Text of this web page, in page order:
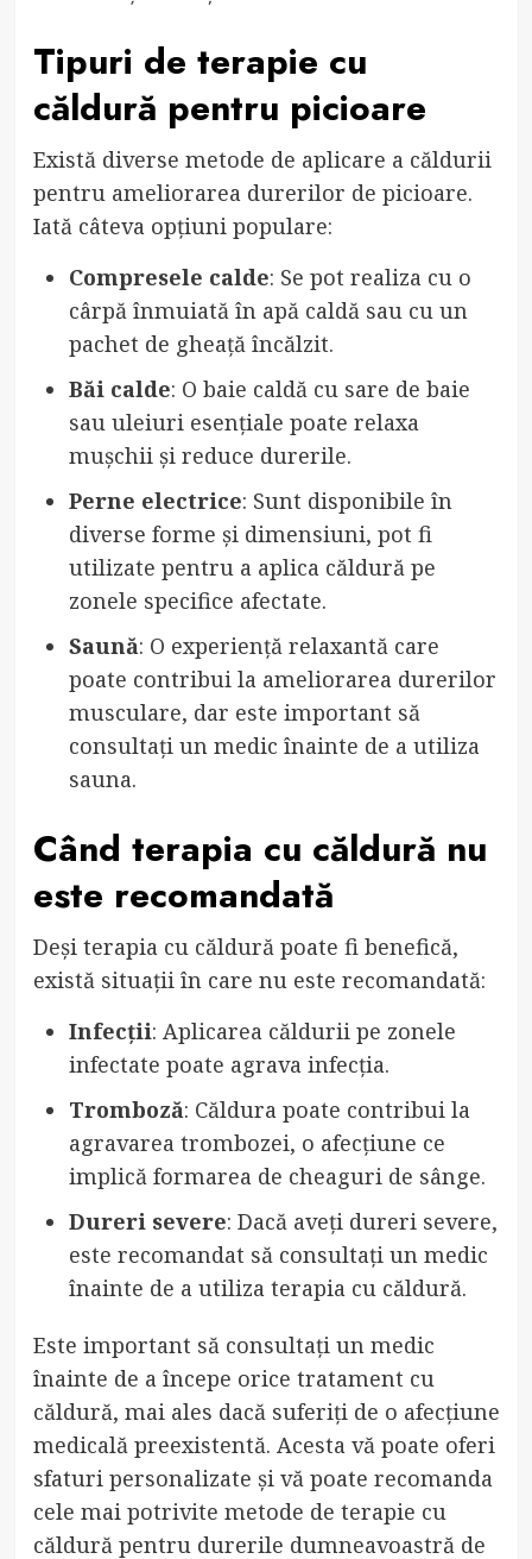
Tipuri de terapie cu
căldură pentru picioare
Există diverse metode de aplicare a căldurii
pentru ameliorarea durerilor de picioare.
Iată câteva opțiuni populare:
Compresele calde: Se pot realiza cu o
cârpă înmuiată în apă caldă sau cu un
pachet de gheață încălzit.
Băi calde: O baie caldă cu sare de baie
sau uleiuri esențiale poate relaxa
mușchii și reduce durerile.
Perne electrice: Sunt disponibile în
diverse forme și dimensiuni, pot fi
utilizate pentru a aplica căldură pe
zonele specifice afectate.
Saună: O experiență relaxantă care
poate contribui la ameliorarea durerilor
musculare, dar este important să
consultați un medic înainte de a utiliza
sauna.
Când terapia cu căldură nu
este recomandată
Deși terapia cu căldură poate fi benefică,
există situații în care nu este recomandată:
Infecții: Aplicarea căldurii pe zonele
infectate poate agrava infecția.
Tromboză: Căldura poate contribui la
agravarea trombozei, o afecțiune ce
implică formarea de cheaguri de sânge.
Dureri severe: Dacă aveți dureri severe,
este recomandat să consultați un medic
înainte de a utiliza terapia cu căldură.
Este important să consultați un medic
înainte de a începe orice tratament cu
căldură, mai ales dacă suferiți de o afecțiune
medicală preexistentă. Acesta vă poate oferi
sfaturi personalizate și vă poate recomanda
cele mai potrivite metode de terapie cu
căldură pentru durerile dumneavoastră de